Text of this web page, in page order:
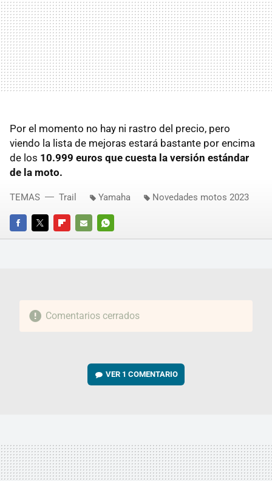
Por el momento no hay ni rastro del precio, pero
viendo la lista de mejoras estará bastante por encima
de los 10.999 euros que cuesta la versión estándar
de la moto.
FACEBOOKTWITTERFLIPBOARD
E-
WHATSAPP
TEMAS Trail Yamaha Novedades motos 2023
Comentarios cerrados
VER 1 COMENTARIO